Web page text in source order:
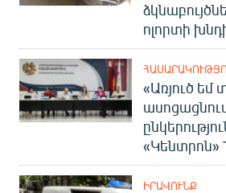
ոլորտի
«Առյուծ եմ
«Կենտրոն»
ԻՐԱՎՈՒՆՔ